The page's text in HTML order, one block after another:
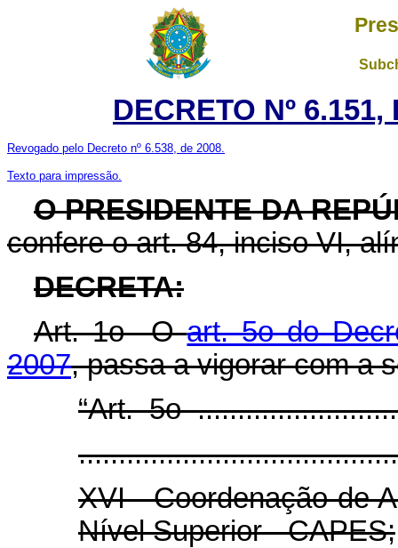
DECRETO Nº
Revogado pelo Decreto nº 6.538, de 2008.
Texto para impressão.
O PRESIDENTE DA
confere o art. 84, inciso VI,
DECRETA:
Art. 1o Oart. 5o do
2007, passa a vigorar com a
“Art. 5o
XVI - Coordenação de
Nível Superior - CAPES;